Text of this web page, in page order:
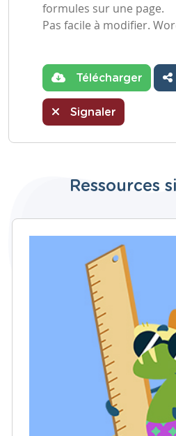
formules sur une page.
Pas facile à modifier.
Télécharger
Signaler
Ressources